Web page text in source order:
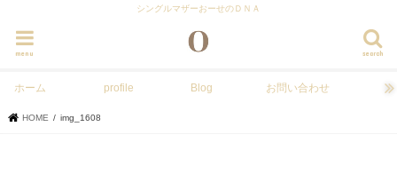
シングルマザーおーせのＤＮＡ
search
menu
ホーム profile Blog お問い合わせ
HOME img_1608